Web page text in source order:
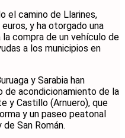
el camino de Llarines,
y ha otorgado una
compra de un vehículo de
a los municipios en
y Sarabia han
acondicionamiento de la
y Castillo (Arnuero), que
y un paseo peatonal
San Román.